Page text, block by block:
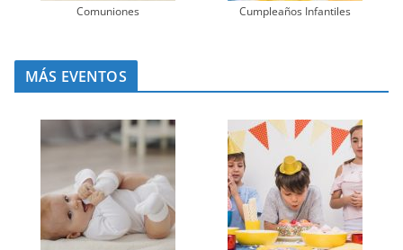
Comuniones Cumpleaños Infantiles
MÁS EVENTOS